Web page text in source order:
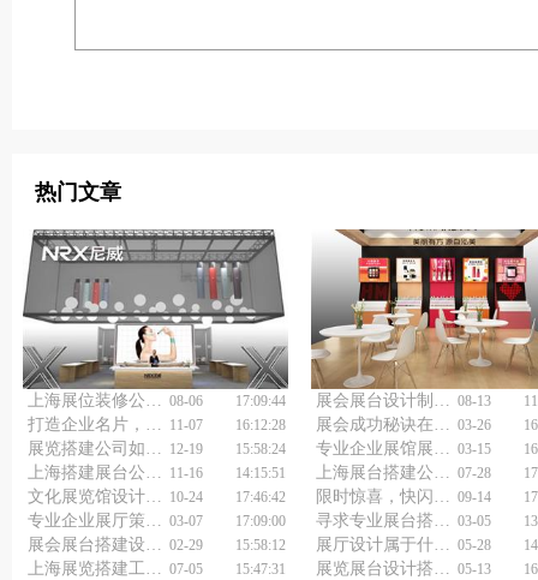
热门文章
上海展位装修公司浅谈特装展台设计搭建 08-06 17:09:44 展会展台设计制作搭建公司如何选择？ 08-13
打造企业名片，专业展厅设计装修策划公司助力 11-07 16:12:28 展会成功秘诀在哪？找专业展览展台设计搭建公司就对了！ 03-26
展览搭建公司如何做好展会展台搭建？ 12-19 15:58:24 专业企业展馆展厅设计公司让品牌更出众！ 03-15
上海搭建展台公司浅谈展台布置搭建 11-16 14:15:51 上海展台搭建公司浅谈展馆展会设计搭建 07-28
文化展览馆设计公司：让文化触手可及？还是让钱袋子空空如也？ 10-24 17:46:42 限时惊喜，快闪店设计搭建公司的非凡呈现 09-14
专业企业展厅策划设计公司让您的品牌大放异彩！ 03-07 17:09:00 寻求专业展台搭建？展台展览搭建公司帮您一站搞定！ 03-05
展会展台搭建设计报价大揭秘，透明合理让你放心选择！ 02-29 15:58:12 展厅设计属于什么行业? 05-28
上海展览搭建工厂浅谈展览设计制作搭建 07-05 15:47:31 展览展台设计搭建价格怎样报价才不被坑？ 05-13